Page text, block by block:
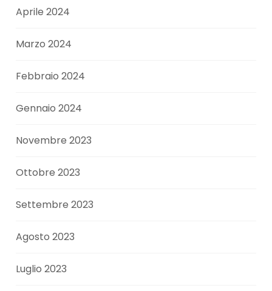
Aprile 2024
Marzo 2024
Febbraio 2024
Gennaio 2024
Novembre 2023
Ottobre 2023
Settembre 2023
Agosto 2023
Luglio 2023